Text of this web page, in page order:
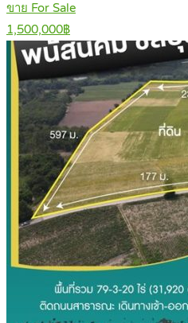
ขาย For Sale
1,500,000฿